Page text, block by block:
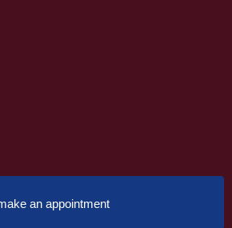
make an appointment